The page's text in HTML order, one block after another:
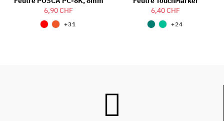
6,90 CHF
+31
6,40 CHF
+24